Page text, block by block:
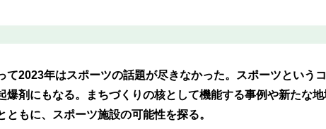
て2023年はスポーツの話題が尽きなかった。スポーツという
爆剤にもなる。まちづくりの核として機能する事例や新たな
もに、スポーツ施設の可能性を探る。